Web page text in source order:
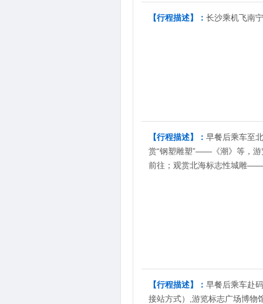
【行程描述】： 长沙乘机飞南
【行程描述】： 早餐后乘车至
赏“钢塑雕塑”——《潮》等，游
前往；观赏北海标志性城雕
【行程描述】： 早餐后乘车赴
接站方式）,游览标志广场博物